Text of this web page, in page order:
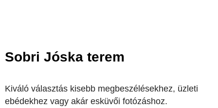
Sobri Jóska terem
Kiváló választás kisebb megbeszélésekhez, üzleti
ebédekhez vagy akár esküvői fotózáshoz.